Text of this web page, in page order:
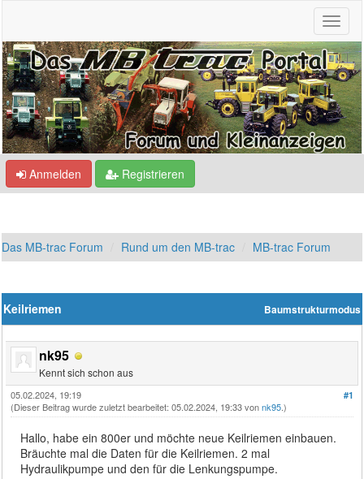
Anmelden Registrieren
Das MB-trac Forum Rund um den MB-trac MB-trac Forum
Baumstrukturmodus
Keilriemen
nk95
Kennt sich schon aus
#1
05.02.2024, 19:19
(Dieser Beitrag wurde zuletzt bearbeitet: 05.02.2024, 19:33 vonnk95.)
Hallo, habe ein 800er und möchte neue Keilriemen einbauen.
Bräuchte mal die Daten für die Keilriemen. 2 mal
Hydraulikpumpe und den für die Lenkungspumpe.